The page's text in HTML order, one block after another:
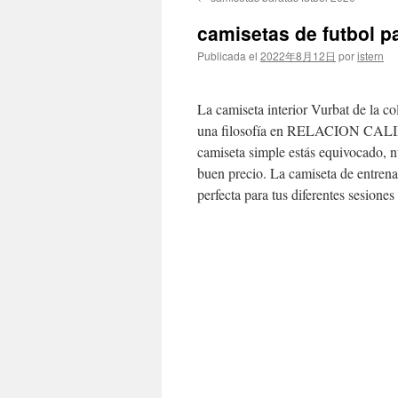
contenido
camisetas de futbol
Publicada el 2022年8月12日 poristern
La camiseta interior Vurbat de la
una filosofía en RELACION
camiseta simple estás equivocado,
buen precio. La camiseta de
perfecta para tus diferentes